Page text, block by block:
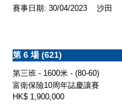
賽事日期: 30/04/2023 沙田
第 6 場 (621)
第三班 - 1600米 - (80-60)
富衛保險10周年誌慶讓賽
HK$ 1,900,000